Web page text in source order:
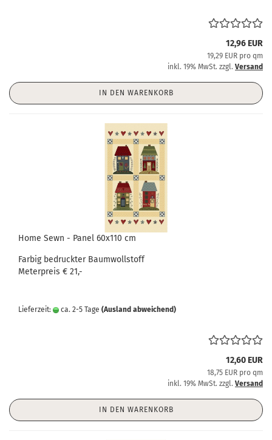
12,96 EUR
19,29 EUR pro qm
inkl. 19% MwSt. zzgl. Versand
IN DEN WARENKORB
Home Sewn - Panel 60x110 cm
Farbig bedruckter Baumwollstoff
Meterpreis € 21,-
Lieferzeit: ca. 2-5 Tage (Ausland abweichend)
12,60 EUR
18,75 EUR pro qm
inkl. 19% MwSt. zzgl. Versand
IN DEN WARENKORB